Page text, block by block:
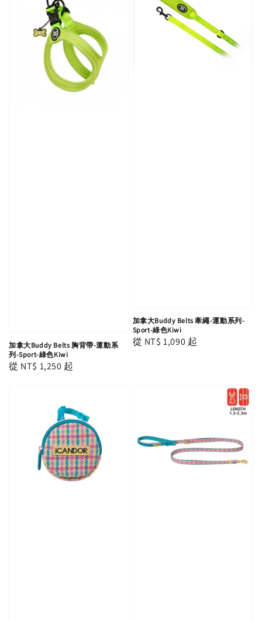
加拿大Buddy Belts 胸背帶-運動系
列-Sport-綠色Kiwi
Regular
從 NT$ 1,250 起
加拿大Buddy Belts 牽繩-運動系列-
Sport-綠色Kiwi
Regular
從 NT$ 1,090 起